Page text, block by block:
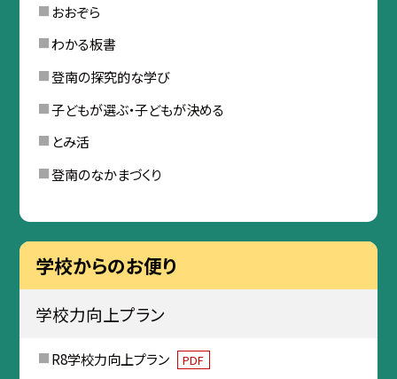
おおぞら
わかる板書
登南の探究的な学び
子どもが選ぶ・子どもが決める
とみ活
登南のなかまづくり
学校からのお便り
学校力向上プラン
R8学校力向上プラン PDF